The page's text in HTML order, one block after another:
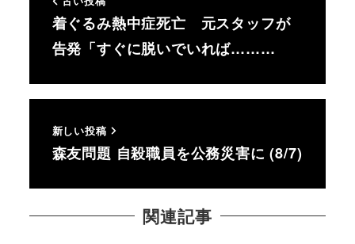
着ぐるみ熱中症死亡 元スタッフが
告発「すぐに脱いでいれば………
新しい投稿
森友問題 自殺職員を公務災害に (8/7)
関連記事